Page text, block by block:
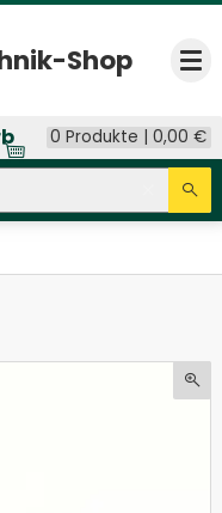
Shop
0 Produkte |0,00€